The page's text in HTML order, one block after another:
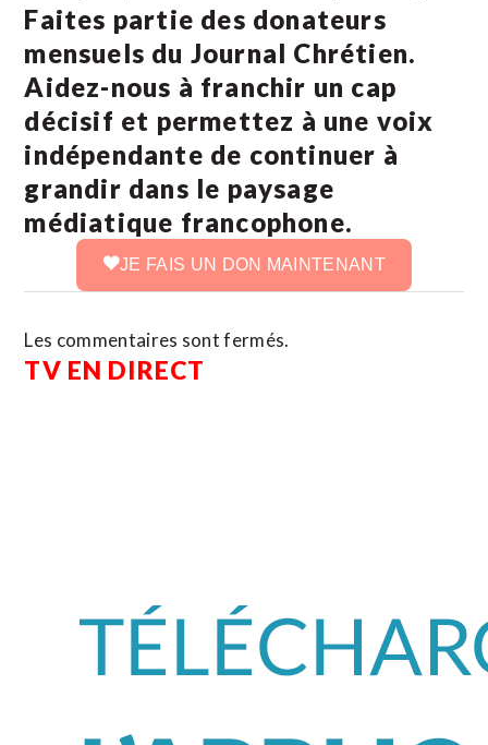
Faites partie des donateurs
mensuels du Journal Chrétien.
Aidez-nous à franchir un cap
décisif et permettez à une voix
indépendante de continuer à
grandir dans le paysage
médiatique francophone.
JE FAIS UN DON MAINTENANT
Les commentaires sont fermés.
TV EN DIRECT